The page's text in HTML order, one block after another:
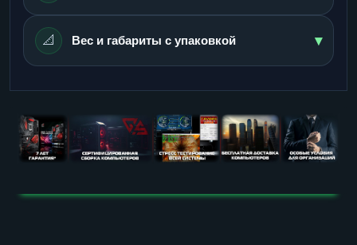
📐 Вес и габариты с упаковкой ▾